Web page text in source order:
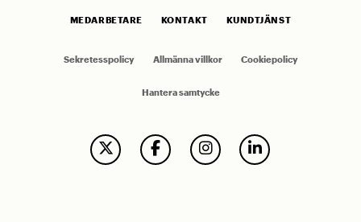
MEDARBETARE KONTAKT KUNDTJÄNST
Sekretesspolicy Allmänna villkor Cookiepolicy
Hantera samtycke